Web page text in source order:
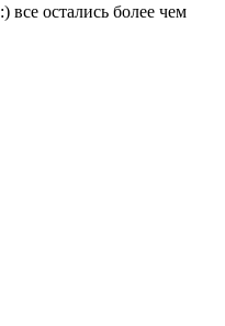
остались более чем